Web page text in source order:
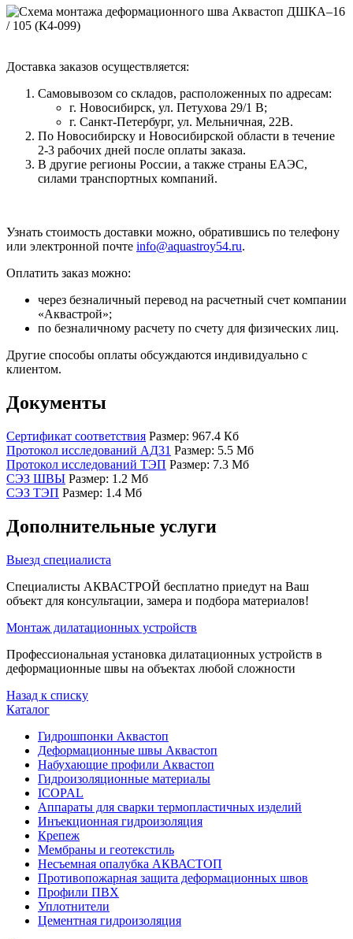
Доставка заказов осуществляется:
Самовывозом со складов, расположенных по адресам:
г. Новосибирск, ул. Петухова 29/1 В;
г. Санкт-Петербург, ул. Мельничная, 22В.
По Новосибирску и Новосибирской области в течение
2-3 рабочих дней после оплаты заказа.
В другие регионы России, а также страны ЕАЭС,
силами транспортных компаний.
Узнать стоимость доставки можно, обратившись по телефону
или электронной почте info@aquastroy54.ru.
Оплатить заказ можно:
через безналичный перевод на расчетный счет компании
«Аквастрой»;
по безналичному расчету по счету для физических лиц.
Другие способы оплаты обсуждаются индивидуально с
клиентом.
Документы
Сертификат соответствия Размер: 967.4 Кб
Протокол исследований АД31 Размер: 5.5 Мб
Протокол исследований ТЭП Размер: 7.3 Мб
СЭЗ ШВЫ Размер: 1.2 Мб
СЭЗ ТЭП Размер: 1.4 Мб
Дополнительные услуги
Выезд специалиста
Специалисты АКВАСТРОЙ бесплатно приедут на Ваш
объект для консультации, замера и подбора материалов!
Монтаж дилатационных устройств
Профессиональная установка дилатационных устройств в
деформационные швы на объектах любой сложности
Назад к списку
Каталог
Гидрошпонки Аквастоп
Деформационные швы Аквастоп
Набухающие профили Аквастоп
Гидроизоляционные материалы
ICOPAL
Аппараты для сварки термопластичных изделий
Инъекционная гидроизоляция
Крепеж
Мембраны и геотекстиль
Несъемная опалубка АКВАСТОП
Противопожарная защита деформационных швов
Профили ПВХ
Уплотнители
Цементная гидроизоляция